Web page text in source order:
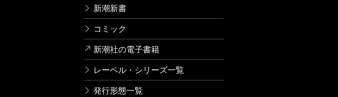
新潮新書
コミック
新潮社の電子書籍
レーベル・シリーズ一覧
発行形態一覧